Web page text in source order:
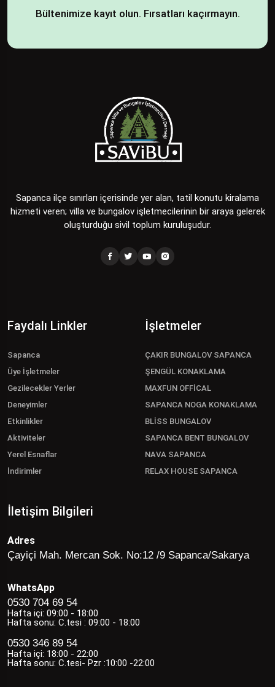
Bültenimize kayıt olun. Fırsatları kaçırmayın.
Sapanca ilçe sınırları içerisinde yer alan, tatil konutu kiralama
hizmeti veren; villa ve bungalov işletmecilerinin bir araya gelerek
oluşturduğu sivil toplum kuruluşudur.
Faydalı Linkler
Sapanca
Üye İşletmeler
Gezilecekler Yerler
Deneyimler
Etkinlikler
Aktiviteler
Yerel Esnaflar
İndirimler
İşletmeler
ÇAKIR BUNGALOV SAPANCA
ŞENGÜL KONAKLAMA
MAXFUN OFFİCAL
SAPANCA NOGA KONAKLAMA
BLİSS BUNGALOV
SAPANCA BENT BUNGALOV
NAVA SAPANCA
RELAX HOUSE SAPANCA
İletişim Bilgileri
Adres
Çayiçi Mah. Mercan Sok. No:12 /9 Sapanca/Sakarya
WhatsApp
0530 704 69 54
Hafta içi: 09:00 - 18:00
Hafta sonu: C.tesi : 09:00 - 18:00
0530 346 89 54
Hafta içi: 18:00 - 22:00
Hafta sonu: C.tesi- Pzr :10:00 -22:00